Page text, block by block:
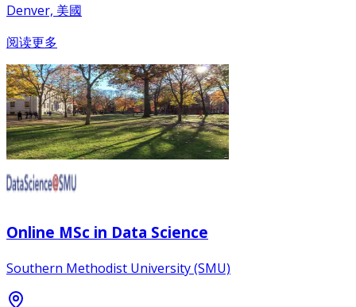
Denver, 美國
阅读更多
Online MSc in Data Science
Southern Methodist University (SMU)